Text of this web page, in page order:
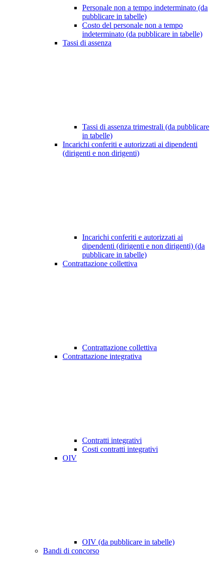
Personale non a tempo indeterminato (da
pubblicare in tabelle)
Costo del personale non a tempo
indeterminato (da pubblicare in tabelle)
Tassi di assenza
Tassi di assenza trimestrali (da pubblicare
in tabelle)
Incarichi conferiti e autorizzati ai dipendenti
(dirigenti e non dirigenti)
Incarichi conferiti e autorizzati ai
dipendenti (dirigenti e non dirigenti) (da
pubblicare in tabelle)
Contrattazione collettiva
Contrattazione collettiva
Contrattazione integrativa
Contratti integrativi
Costi contratti integrativi
OIV
OIV (da pubblicare in tabelle)
Bandi di concorso